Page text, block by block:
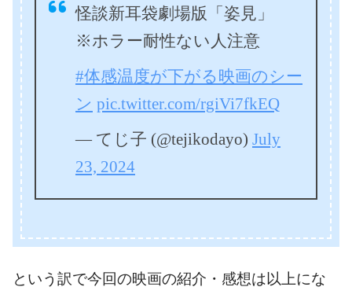
怪談新耳袋劇場版「姿見」
※ホラー耐性ない人注意
#体感温度が下がる映画のシー
ン pic.twitter.com/rgiVi7fkEQ
— てじ子 (@tejikodayo) July
23, 2024
という訳で今回の映画の紹介・感想は以上にな